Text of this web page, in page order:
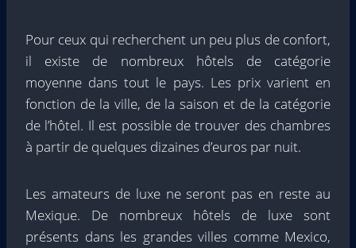
Pour ceux qui recherchent un peu plus de confort,
il existe de nombreux hôtels de catégorie
moyenne dans tout le pays. Les prix varient en
fonction de la ville, de la saison et de la catégorie
de l’hôtel. Il est possible de trouver des chambres
à partir de quelques dizaines d’euros par nuit.
Les amateurs de luxe ne seront pas en reste au
Mexique. De nombreux hôtels de luxe sont
présents dans les grandes villes comme Mexico,